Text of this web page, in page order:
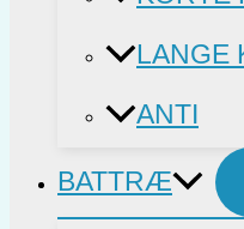
LANGE
ANTI
BATTRÆ